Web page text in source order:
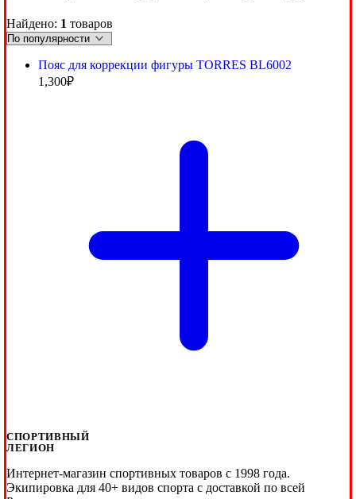
Найдено: 1 товаров
Пояс для коррекции фигуры TORRES BL6002
1,300₽
СПОРТИВНЫЙ
ЛЕГИОН
Интернет-магазин спортивных товаров с 1998 года.
Экипировка для 40+ видов спорта с доставкой по всей